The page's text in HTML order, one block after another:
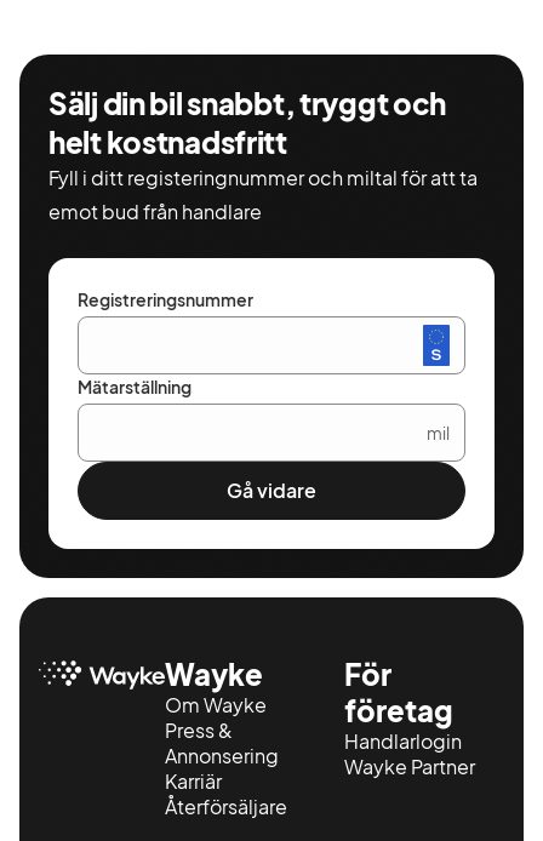
Sälj din bil snabbt, tryggt och
helt kostnadsfritt
Fyll i ditt registeringnummer och miltal för att ta
emot bud från handlare
Registreringsnummer
Mätarställning
mil
Gå vidare
Wayke
Om Wayke
Press &
Annonsering
Karriär
Återförsäljare
För
företag
Handlarlogin
Wayke Partner